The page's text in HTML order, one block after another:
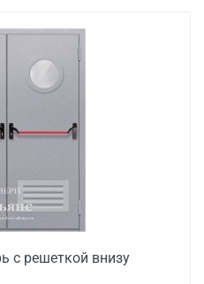
с решеткой внизу